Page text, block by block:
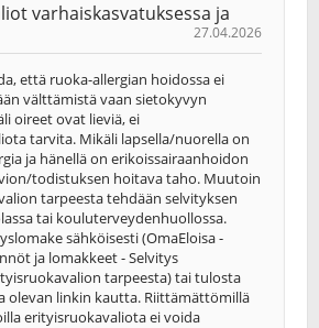
varhaiskasvatuksessa ja
27.04.2026
että ruoka-allergian hoidossa ei
välttämistä vaan sietokyvyn
oireet ovat lieviä, ei
tarvita. Mikäli lapsella/nuorella on
ja hänellä on erikoissairaanhoidon
todistuksen hoitava taho. Muutoin
tarpeesta tehdään selvityksen
tai kouluterveydenhuollossa.
sähköisesti (OmaEloisa -
ja lomakkeet - Selvitys
tarpeesta) tai tulosta
olevan linkin kautta. Riittämättömillä
erityisruokavaliota ei voida